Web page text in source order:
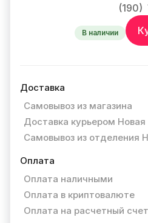
(190)
В наличии
Доставка
Самовывоз из магазина
Доставка курьером
Самовывоз из отделения
Оплата
Оплата наличными
Оплата в криптовалюте
Оплата на расчетный счет